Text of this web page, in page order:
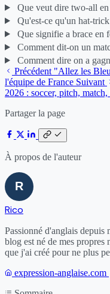
Que veut dire two-all en
Qu'est-ce qu'un hat-
Que signifie a brace en
Comment dit-on un
Comment dire on a
Précédent "Allez les
l'équipe de France Suivant
2026 : soccer, pitch,
Partager la page
À propos de l'auteur
Rico
Passionné d'anglais
blog est né de mes propres
que j'ai créé pour ne plus
expression-anglaise.com